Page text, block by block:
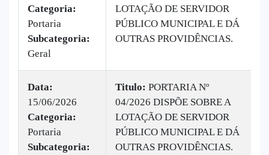
Categoria:
Portaria
Subcategoria:
Geral
LOTAÇÃO DE SERVIDOR
PÚBLICO MUNICIPAL E DÁ
OUTRAS PROVIDÊNCIAS.
Data:
15/06/2026
Categoria:
Portaria
Subcategoria:
Titulo: PORTARIA Nº
04/2026 DISPÕE SOBRE A
LOTAÇÃO DE SERVIDOR
PÚBLICO MUNICIPAL E DÁ
OUTRAS PROVIDÊNCIAS.